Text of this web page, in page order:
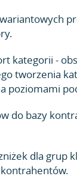
kategorii -
tworzenia
poziomami
do bazy
dla grup